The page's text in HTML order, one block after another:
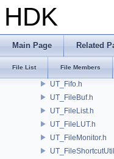
HDK
Main Page Related
File List File Members
UT_ExpandArray.h
UT_FastRandom.h
UT_FFT.h
UT_Fifo.h
UT_FileBuf.h
UT_FileList.h
UT_FileLUT.h
UT_FileMonitor.h